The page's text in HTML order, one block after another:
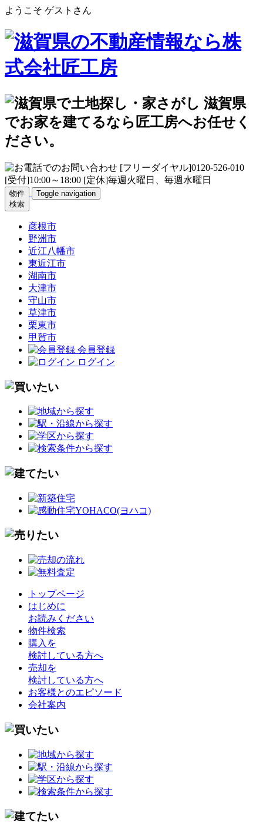
ようこそ ゲストさん
物件
検索
Toggle navigation
彦根市
野洲市
近江八幡市
東近江市
湖南市
大津市
守山市
草津市
栗東市
甲賀市
会員登録
ログイン
トップページ
はじめに
お読みください
物件検索
購入を
検討している方へ
売却を
検討している方へ
お客様とのエピソード
会社案内